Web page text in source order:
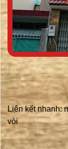
Liên kết nhanh:
vòi